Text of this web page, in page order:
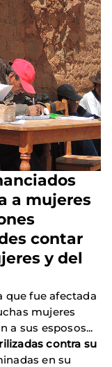
a mujeres
contar
y del
que fue afectada
mujeres
a sus esposos...
contra su
en su